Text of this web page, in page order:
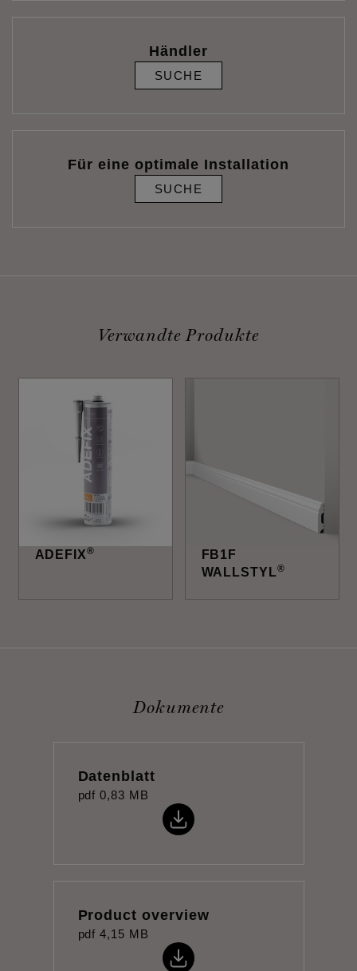
Händler
SUCHE
Für eine optimale Installation
SUCHE
Verwandte Produkte
ADEFIX®
FB1F
WALLSTYL®
Dokumente
Datenblatt
pdf 0,83 MB
Product overview
pdf 4,15 MB